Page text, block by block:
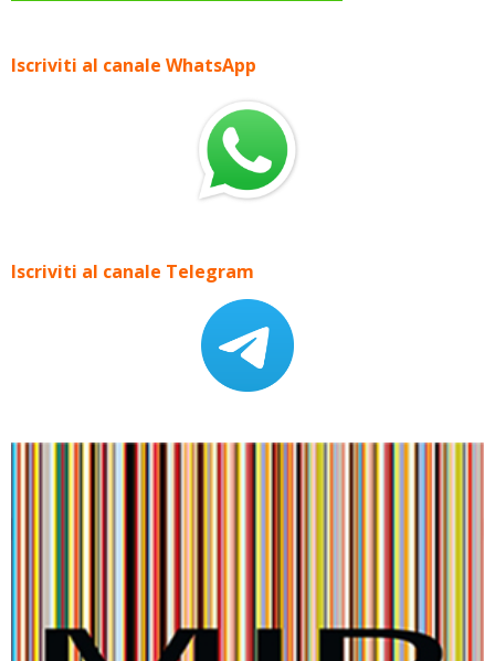
Iscriviti al canale WhatsApp
Iscriviti al canale Telegram